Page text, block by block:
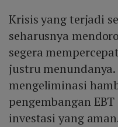
Krisis yang terjadi
seharusnya
segera
justru
mengeliminasi
pengembangan
investasi yang